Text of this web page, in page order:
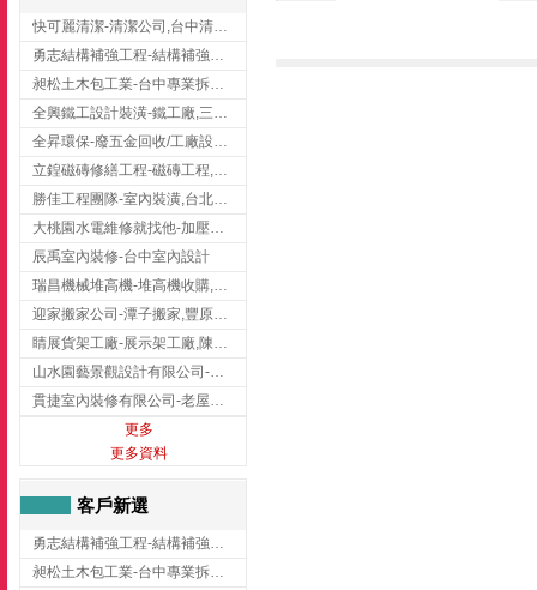
快可麗清潔-清潔公司,台中清潔公司,台中居家清潔
勇志結構補強工程-結構補強工程 ,桃園結構補強工程,龍潭結構補強工程
昶松土木包工業-台中專業拆除工程/挖土機出租
全興鐵工設計裝潢-鐵工廠,三峽鐵工廠,台北鐵工廠
全昇環保-廢五金回收/工廠設備收購/機械設備回收/高價收購廠房設備
立鍠磁磚修繕工程-磁磚工程,磁磚修補,新竹磁磚工程
勝佳工程團隊-室內裝潢,台北房屋裝修,三重室內裝修
大桃園水電維修就找他-加壓馬達,抽水馬達,桃園水電行,中壢水電
辰禹室內裝修-台中室內設計
瑞昌機械堆高機-堆高機收購,新北市堆高機,桃園堆高機
迎家搬家公司-潭子搬家,豐原搬家,大雅搬家,大甲搬家,台中推薦搬家,台中搬家
睛展貨架工廠-展示架工廠,陳列架,台中展示架工廠
山水園藝景觀設計有限公司-景觀工程,景觀設計,新竹園藝工程,新竹景觀設計
貫捷室內裝修有限公司-老屋翻新工程,台中老屋翻新工程,台中舊屋翻新
更多
更多資料
客戶新選
勇志結構補強工程-結構補強工程 ,桃園結構補強工程,龍潭結構補強工程
昶松土木包工業-台中專業拆除工程/挖土機出租